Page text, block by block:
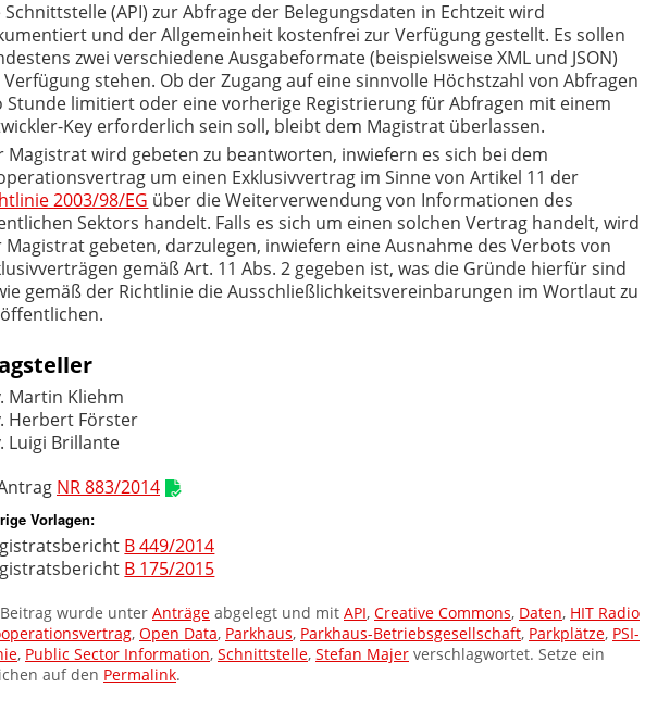
Schnittstelle (API) zur Abfrage der Belegungsdaten in Echtzeit wird
und der Allgemeinheit kostenfrei zur Verfügung gestellt. Es sollen
zwei verschiedene Ausgabe­formate (beispielsweise XML und JSON)
Verfügung stehen. Ob der Zugang auf eine sinnvolle Höchstzahl von Abfragen
Stunde limitiert oder eine vorherige Registrierung für Abfragen mit einem
Key erforderlich sein soll, bleibt dem Magistrat überlassen.
Magistrat wird gebeten zu beantworten, inwiefern es sich bei dem
um einen Exklusivvertrag im Sinne von Artikel 11 der
2003/98/EG über die Weiterver­wendung von Informationen des
Sektors handelt. Falls es sich um einen solchen Vertrag handelt, wird
Magistrat gebeten, darzulegen, inwiefern eine Ausnahme des Verbots von
gemäß Art. 11 Abs. 2 gegeben ist, was die Gründe hierfür sind
gemäß der Richtlinie die Ausschließlichkeitsvereinbarungen im Wortlaut zu
Martin Kliehm
Herbert Förster
Luigi Brillante
NR 883/2014
Vorlagen:
B 449/2014
B 175/2015
wurde unter Anträge abgelegt und mit API, Creative Commons, Daten, HIT Radio
, Open Data, Parkhaus, Parkhaus-Betriebsgesellschaft, Parkplätze, PSI-
, Public Sector Information, Schnittstelle, Stefan Majer verschlagwortet. Setze ein
auf den Permalink.